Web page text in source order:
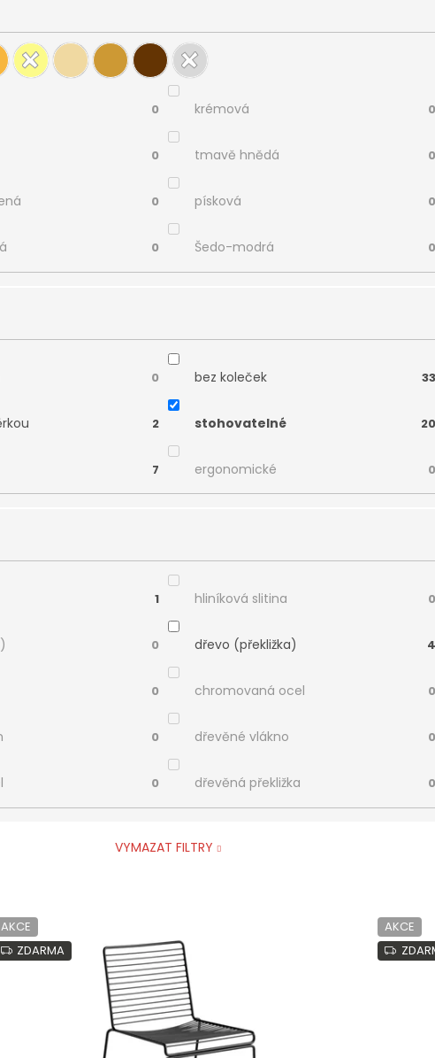
0 krémová 0
0 tmavě hnědá 0
0 písková 0
0 Šedo-modrá 0
0 bez koleček 33
2 stohovatelné 20
7 ergonomické 0
1 hliníková slitina 0
0 dřevo (překližka) 4
0 chromovaná ocel 0
0 dřevěné vlákno 0
0 dřevěná překližka 0
VYMAZAT FILTRY
AKCE
ZDARMA
AKCE